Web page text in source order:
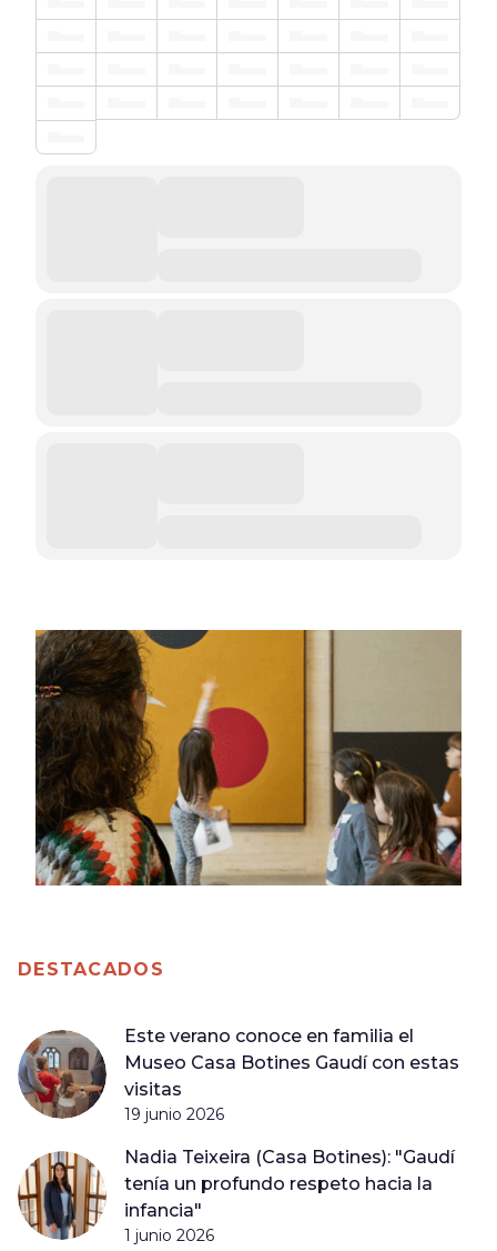
DESTACADOS
Este verano conoce en familia el
Museo Casa Botines Gaudí con estas
visitas
19 junio 2026
Nadia Teixeira (Casa Botines): "Gaudí
tenía un profundo respeto hacia la
infancia"
1 junio 2026